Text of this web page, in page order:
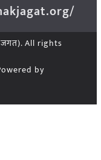
. All rights
by